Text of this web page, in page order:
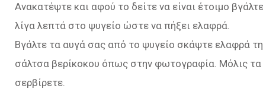
Ανακατέψτε και αφού το δείτε να είναι έτοιμο
λίγα λεπτά στο ψυγείο ώστε να πήξει ελαφρά.
Βγάλτε τα αυγά σας από το ψυγείο σκάψτε ελαφρά
σάλτσα βερίκοκου όπως στην φωτογραφία. Μόλις τα
σερβίρετε.